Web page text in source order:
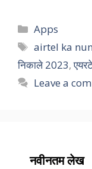
Categories
Apps
Tags
airtel ka
निकाले 2023,
Leave a
नवीनतम लेख